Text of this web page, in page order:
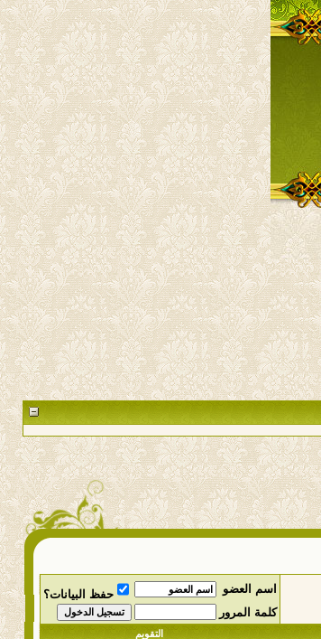
اسم العضو
حفظ البيانات؟
كلمة المرور
التقويم